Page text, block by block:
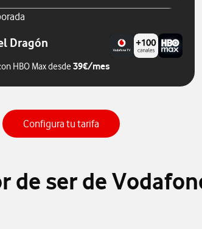
del Dragón
HBO Max desde 39€/mes
Configura tu tarifaConfigura tu tarifa de
de ser de